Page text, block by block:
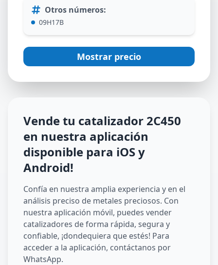
Otros números:
09H17B
Mostrar precio
Vende tu catalizador 2C450
en nuestra aplicación
disponible para iOS y
Android!
Confía en nuestra amplia experiencia y en el
análisis preciso de metales preciosos. Con
nuestra aplicación móvil, puedes vender
catalizadores de forma rápida, segura y
confiable, ¡dondequiera que estés! Para
acceder a la aplicación, contáctanos por
WhatsApp.